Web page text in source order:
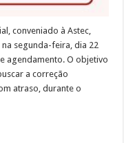
conveniado à Astec,
segunda-feira, dia 22
agendamento. O objetivo
a correção
atraso, durante o